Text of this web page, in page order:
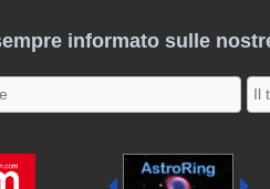
informato sulle